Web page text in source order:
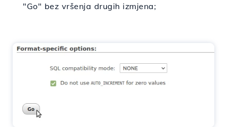
"Go" bez vršenja drugih izmjena;